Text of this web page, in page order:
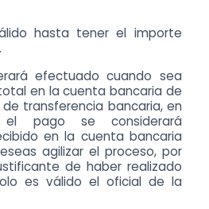
hasta tener el importe
efectuado cuando sea
en la cuenta bancaria de
de transferencia bancaria, en
el pago se considerará
en la cuenta bancaria
agilizar el proceso, por
de haber realizado
es válido el oficial de la